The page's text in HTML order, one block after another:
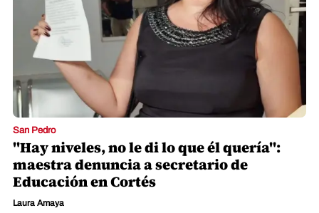
San Pedro
"Hay niveles, no le di lo que él quería":
maestra denuncia a secretario de
Educación en Cortés
Laura Amaya